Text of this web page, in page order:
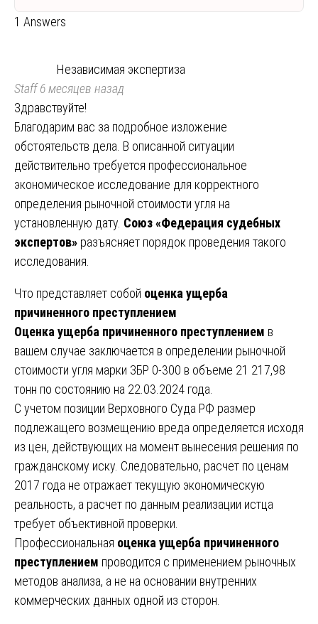
1 Answers
Независимая экспертиза
Staff6 месяцев назад
Здравствуйте!
Благодарим вас за подробное изложение
обстоятельств дела. В описанной ситуации
действительно требуется профессиональное
экономическое исследование для корректного
определения рыночной стоимости угля на
установленную дату. Союз «Федерация судебных
экспертов» разъясняет порядок проведения такого
исследования.
Что представляет собой оценка ущерба
причиненного преступлением
Оценка ущерба причиненного преступлением в
вашем случае заключается в определении рыночной
стоимости угля марки ЗБР 0-300 в объеме 21 217,98
тонн по состоянию на 22.03.2024 года.
С учетом позиции Верховного Суда РФ размер
подлежащего возмещению вреда определяется исходя
из цен, действующих на момент вынесения решения по
гражданскому иску. Следовательно, расчет по ценам
2017 года не отражает текущую экономическую
реальность, а расчет по данным реализации истца
требует объективной проверки.
Профессиональная оценка ущерба причиненного
преступлением проводится с применением рыночных
методов анализа, а не на основании внутренних
коммерческих данных одной из сторон.